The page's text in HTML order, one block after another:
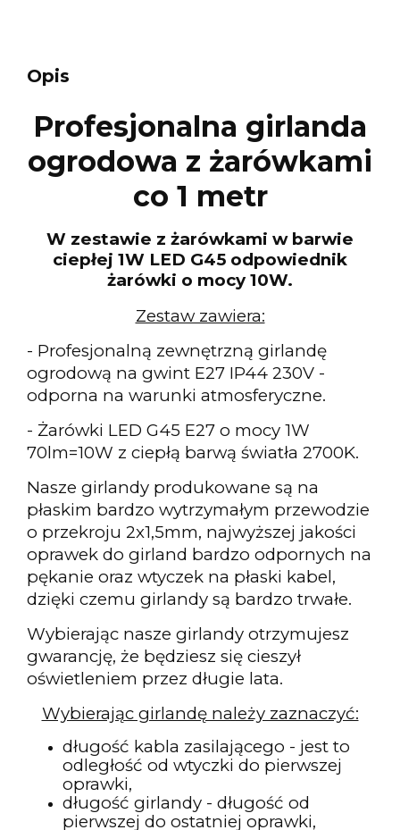
Opis
Profesjonalna girlanda
ogrodowa z żarówkami
co 1 metr
W zestawie z żarówkami w barwie
ciepłej 1W LED G45 odpowiednik
żarówki o mocy 10W.
Zestaw zawiera:
- Profesjonalną zewnętrzną girlandę
ogrodową na gwint E27 IP44 230V -
odporna na warunki atmosferyczne.
- Żarówki LED G45 E27 o mocy 1W
70lm=10W z ciepłą barwą światła 2700K.
Nasze girlandy produkowane są na
płaskim bardzo wytrzymałym przewodzie
o przekroju 2x1,5mm, najwyższej jakości
oprawek do girland bardzo odpornych na
pękanie oraz wtyczek na płaski kabel,
dzięki czemu girlandy są bardzo trwałe.
Wybierając nasze girlandy otrzymujesz
gwarancję, że będziesz się cieszył
oświetleniem przez długie lata.
Wybierając girlandę należy zaznaczyć:
długość kabla zasilającego - jest to
odległość od wtyczki do pierwszej
oprawki,
długość girlandy - długość od
pierwszej do ostatniej oprawki,